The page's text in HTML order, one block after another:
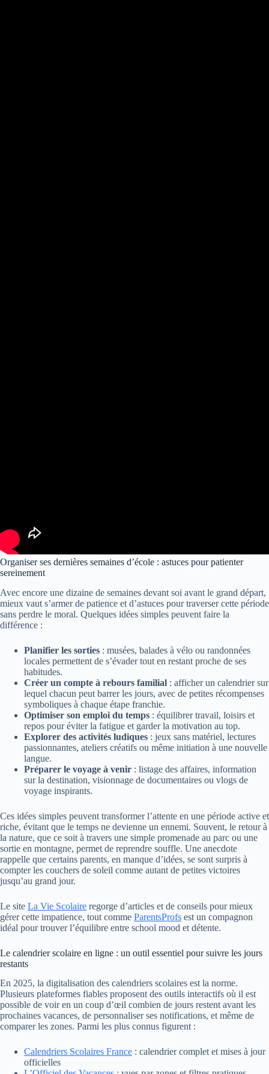
Organiser ses dernières semaines d’école : astuces pour patienter
sereinement
Avec encore une dizaine de semaines devant soi avant le grand départ,
mieux vaut s’armer de patience et d’astuces pour traverser cette période
sans perdre le moral. Quelques idées simples peuvent faire la
différence :
Planifier les sorties : musées, balades à vélo ou randonnées
locales permettent de s’évader tout en restant proche de ses
habitudes.
Créer un compte à rebours familial : afficher un calendrier sur
lequel chacun peut barrer les jours, avec de petites récompenses
symboliques à chaque étape franchie.
Optimiser son emploi du temps : équilibrer travail, loisirs et
repos pour éviter la fatigue et garder la motivation au top.
Explorer des activités ludiques : jeux sans matériel, lectures
passionnantes, ateliers créatifs ou même initiation à une nouvelle
langue.
Préparer le voyage à venir : listage des affaires, information
sur la destination, visionnage de documentaires ou vlogs de
voyage inspirants.
Ces idées simples peuvent transformer l’attente en une période active et
riche, évitant que le temps ne devienne un ennemi. Souvent, le retour à
la nature, que ce soit à travers une simple promenade au parc ou une
sortie en montagne, permet de reprendre souffle. Une anecdote
rappelle que certains parents, en manque d’idées, se sont surpris à
compter les couchers de soleil comme autant de petites victoires
jusqu’au grand jour.
Le site La Vie Scolaire regorge d’articles et de conseils pour mieux
gérer cette impatience, tout comme ParentsProfs est un compagnon
idéal pour trouver l’équilibre entre school mood et détente.
Le calendrier scolaire en ligne : un outil essentiel pour suivre les jours
restants
En 2025, la digitalisation des calendriers scolaires est la norme.
Plusieurs plateformes fiables proposent des outils interactifs où il est
possible de voir en un coup d’œil combien de jours restent avant les
prochaines vacances, de personnaliser ses notifications, et même de
comparer les zones. Parmi les plus connus figurent :
Calendriers Scolaires France : calendrier complet et mises à jour
officielles